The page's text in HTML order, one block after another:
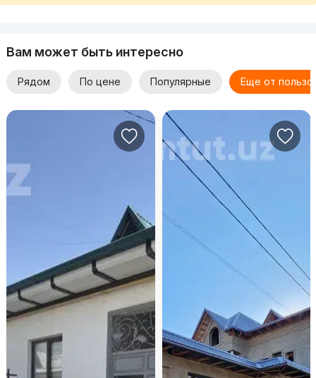
Вам может быть интересно
Рядом По цене Популярные Еще от